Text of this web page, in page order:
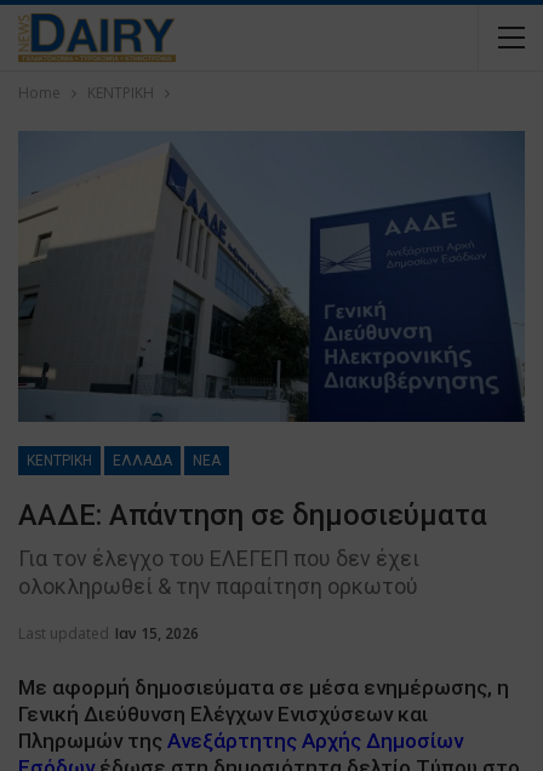
Home ΚΕΝΤΡΙΚΗ
ΚΕΝΤΡΙΚΗ ΕΛΛΑΔΑ ΝΕΑ
ΑΑΔΕ: Απάντηση σε δημοσιεύματα
Για τον έλεγχο του ΕΛΕΓΕΠ που δεν έχει
ολοκληρωθεί & την παραίτηση ορκωτού
Last updated Ιαν 15, 2026
Με αφορμή δημοσιεύματα σε μέσα ενημέρωσης, η
Γενική Διεύθυνση Ελέγχων Ενισχύσεων και
Πληρωμών της Ανεξάρτητης Αρχής Δημοσίων